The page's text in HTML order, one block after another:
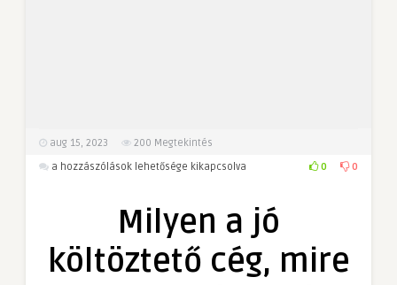
aug 15, 2023 200 Megtekintés
Milyen
cég,
mire
a hozzászólások lehetősége kikapcsolva 0 0
Milyen a jó
költöztető cég, mire